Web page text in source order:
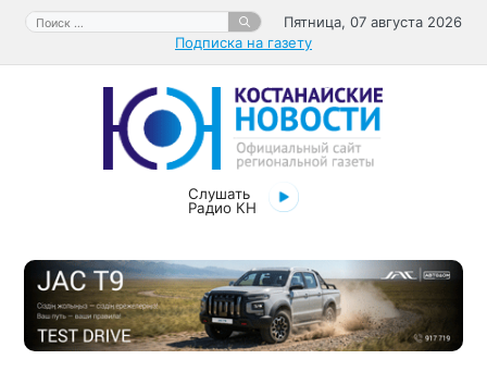
Перейти
содержимому
Поиск:
Пятница, 07 августа 2026
Подписка на газету
Слушать
Радио КН